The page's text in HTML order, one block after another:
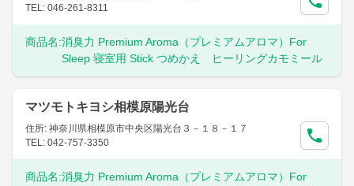
TEL: 046-261-8311
商品名:消臭力 Premium Aroma（プレミアムアロマ）For
Sleep 寝室用 Stick つめかえ ヒーリングカモミール
マツモトキヨシ相模原陽光台
住所: 神奈川県相模原市中央区陽光台３－１８－１７
TEL: 042-757-3350
商品名:消臭力 Premium Aroma（プレミアムアロマ）For